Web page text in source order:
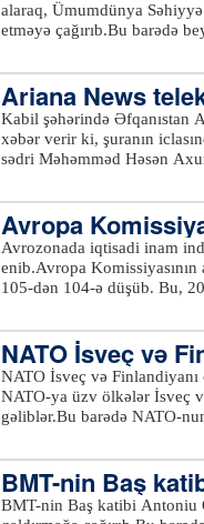
alaraq, Ümumdünya
etməyə çağırıb.Bu barədə
corğafi məkanda
edilib ki, indiyədək Avropa
alınıb və bu, may ayının
deməkdir. Ənənəvi olaraq
müxtəlif ölkələrində, əsasən
dən çox ölkəsində bu virusa
Ariana News
Kabil şəhərində Əfqanıstan
xəbər verir ki, şuranın
sədri Məhəmməd Həsən
növbədə iqtisadi böhran və
sonra) təhsili ilə bağlı
dəfə 2020-ci ilin
toplanıb.Xatırladaq ki,
barədə qərarından sonra
əməliyyata başlayıb.
müvəqqəti hökumət
tərəfindən
Avropa
Avrozonada iqtisadi inam
enib.Avropa
105-dən 104-ə düşüb. Bu,
kəsiləcəyi və iqtisadiyyatın
geriləyib.xeber100.com
NATO İsveç və
dib
NATO İsveç və Finlandiyanı
NATO-ya üzv ölkələr İsveç
gəliblər.Bu barədə NATO-
təhlükəsiz edəcək”, - deyə
BMT-nin Baş
b
BMT-nin Baş katibi Antoniu